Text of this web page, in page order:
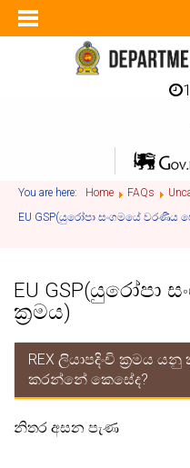
You are here: Home FAQs
EU GSP(යුරෝපා සංගමයේ වරණීය
EU GSP(යුරෝපා
ක්‍රමය)
REX ලියාපදිංචි ක්‍රමය
කරන්නේ කෙසේද?
ලියාපදිංචි අපනයන ක්‍රමය
නිතර අසන පැණ